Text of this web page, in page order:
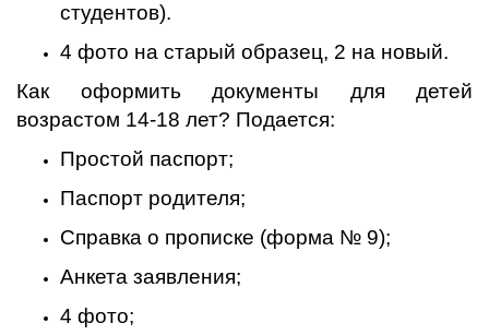
студентов).
4 фото на старый образец, 2 на новый.
Как оформить документы для детей
возрастом 14-18 лет? Подается:
Простой паспорт;
Паспорт родителя;
Справка о прописке (форма № 9);
Анкета заявления;
4 фото;